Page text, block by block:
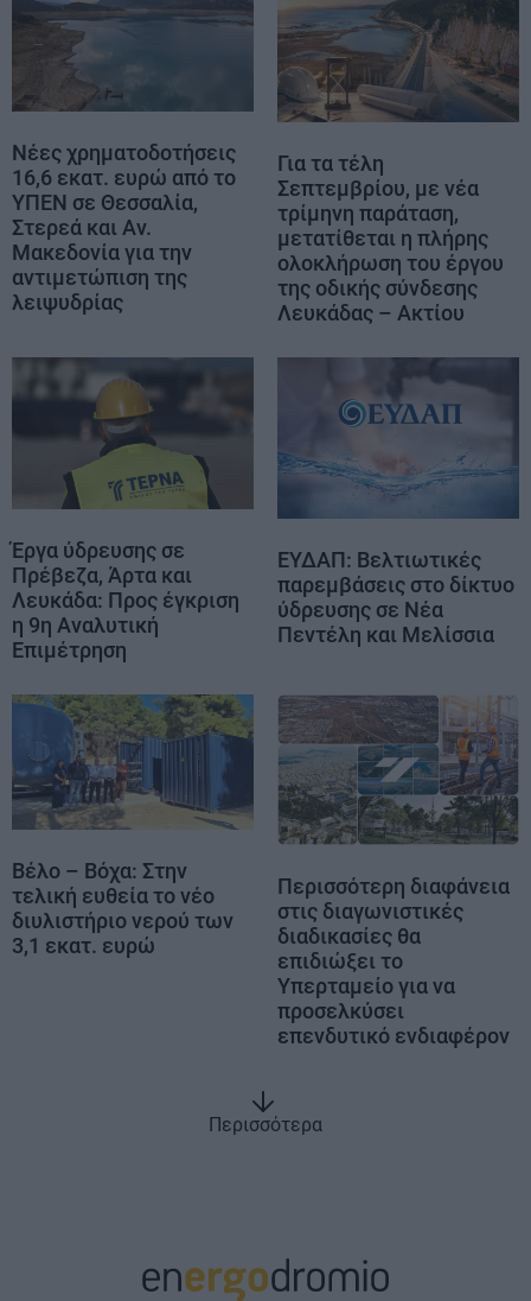
Νέες χρηματοδοτήσεις
16,6 εκατ. ευρώ από το
ΥΠΕΝ σε Θεσσαλία,
Στερεά και Αν.
Μακεδονία για την
αντιμετώπιση της
λειψυδρίας
Για τα τέλη
Σεπτεμβρίου, με νέα
τρίμηνη παράταση,
μετατίθεται η πλήρης
ολοκλήρωση του έργου
της οδικής σύνδεσης
Λευκάδας – Ακτίου
Έργα ύδρευσης σε
Πρέβεζα, Άρτα και
Λευκάδα: Προς έγκριση
η 9η Αναλυτική
Επιμέτρηση
ΕΥΔΑΠ: Βελτιωτικές
παρεμβάσεις στο δίκτυο
ύδρευσης σε Νέα
Πεντέλη και Μελίσσια
Βέλο – Βόχα: Στην
τελική ευθεία το νέο
διυλιστήριο νερού των
3,1 εκατ. ευρώ
Περισσότερη διαφάνεια
στις διαγωνιστικές
διαδικασίες θα
επιδιώξει το
Υπερταμείο για να
προσελκύσει
επενδυτικό ενδιαφέρον
Περισσότερα